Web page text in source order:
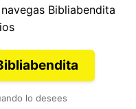
Bibliabendita
lo desees